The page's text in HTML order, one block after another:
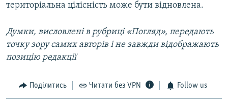
територіальна цілісність може бути відновлена.
Думки, висловлені в рубриці «Погляд», передають
точку зору самих авторів і не завжди відображають
позицію редакції
Поділитись Читати без VPN Follow us